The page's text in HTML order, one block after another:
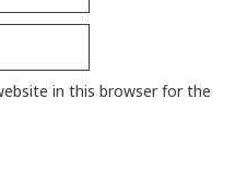
in this browser for the